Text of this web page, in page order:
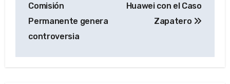
Comisión
Permanente genera
controversia
Huawei con el Caso
Zapatero